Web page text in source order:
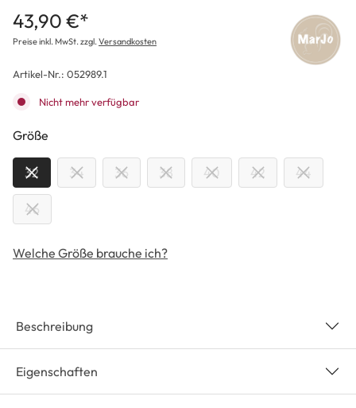
43,90 €*
Preise inkl. MwSt. zzgl.Versandkosten
Artikel-Nr.: 052989.1
Nicht mehr verfügbar
Größe
32 34 36 38 40 42 44
46
Welche Größe brauche ich?
Beschreibung
Eigenschaften